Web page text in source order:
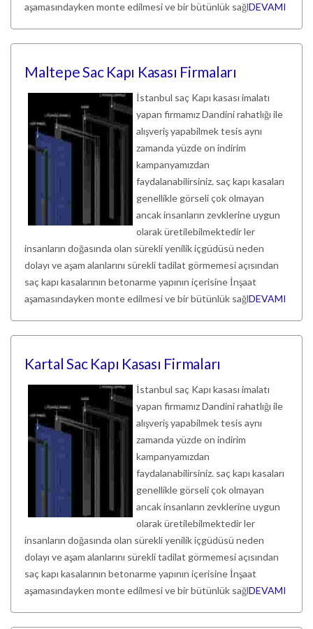
aşamasındayken monte edilmesi ve bir bütünlük sağlDEVAMI
Maltepe Sac Kapı Kasası Firmaları
İstanbul saç Kapı kasası imalatı
yapan firmamız Dandini rahatlığı ile
alışveriş yapabilmek tesis aynı
zamanda yüzde on indirim
kampanyamızdan
faydalanabilirsiniz. saç kapı kasaları
genellikle görseli çok olmayan
ancak insanların zevklerine uygun
olarak üretilebilmektedir ler
insanların doğasında olan sürekli yenilik içgüdüsü neden
dolayı ve aşam alanlarını sürekli tadilat görmemesi açısından
saç kapı kasalarının betonarme yapının içerisine İnşaat
aşamasındayken monte edilmesi ve bir bütünlük sağlDEVAMI
Kartal Sac Kapı Kasası Firmaları
İstanbul saç Kapı kasası imalatı
yapan firmamız Dandini rahatlığı ile
alışveriş yapabilmek tesis aynı
zamanda yüzde on indirim
kampanyamızdan
faydalanabilirsiniz. saç kapı kasaları
genellikle görseli çok olmayan
ancak insanların zevklerine uygun
olarak üretilebilmektedir ler
insanların doğasında olan sürekli yenilik içgüdüsü neden
dolayı ve aşam alanlarını sürekli tadilat görmemesi açısından
saç kapı kasalarının betonarme yapının içerisine İnşaat
aşamasındayken monte edilmesi ve bir bütünlük sağlDEVAMI